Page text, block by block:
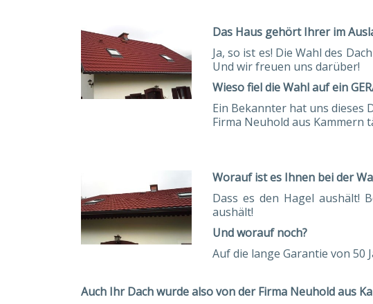
Das Haus gehört Ihrer im
Ja, so ist es! Die Wahl des
Und wir freuen uns darüber!
Wieso fiel die Wahl auf ein
Ein Bekannter hat uns dieses
Firma Neuhold aus Kammern
Worauf ist es Ihnen bei der
Dass es den Hagel aushält!
aushält!
Und worauf noch?
Auf die lange Garantie von 50
Auch Ihr Dach wurde also von der Firma Neuhold aus